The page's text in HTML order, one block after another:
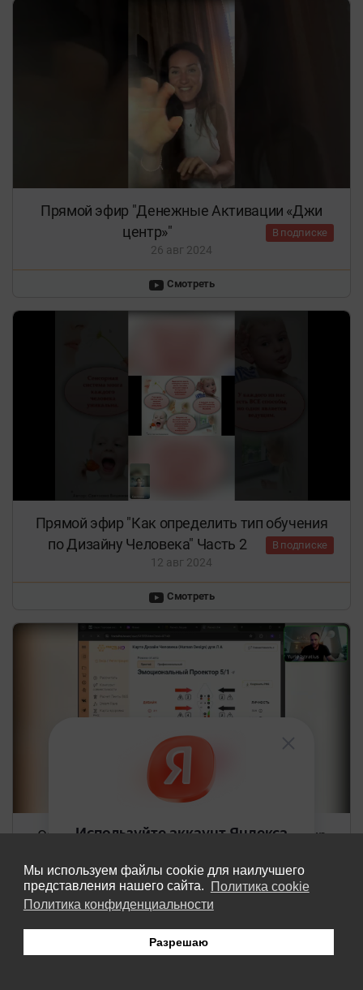
Мы используем файлы cookie для наилучшего
представления нашего сайта.
Политика cookie
Политика конфиденциальности
Разрешаю
Прямой эфир "Денежные Активации «Джи
центр»"
В подписке
26 авг 2024
Смотреть
Прямой эфир "Как определить тип обучения
по Дизайну Человека" Часть 2
В подписке
12 авг 2024
Смотреть
Эфир с Юрием - Оракул Human Design. Эфир
12 авг 2024
Смотреть